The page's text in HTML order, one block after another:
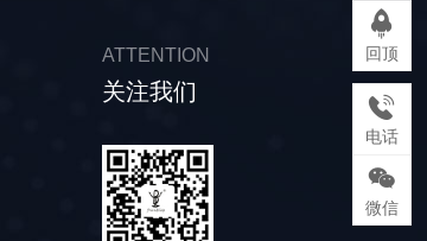
前还存在一些问题。 可喜的是我
业方面也取得了一定的成绩，尽管
长的路要走。上述问题的解决也将
工作的前景必定是一片光明。
电池的主要构成为正负极、电解
。 正极---采用能吸藏锂离子的
极----材料则选择电位尽可能接
化合物，如各种碳材料包括天然石
维、中间相小球碳素等和金属氧化
ATTENTION
关注我们
回顶
电话
微信